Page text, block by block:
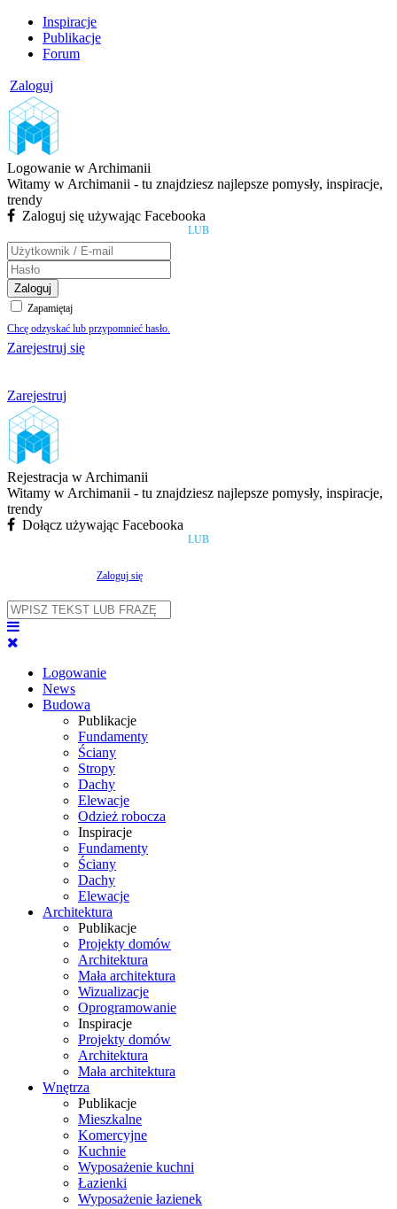
Inspiracje
Publikacje
Forum
Zaloguj
Logowanie w Archimanii
Witamy w Archimanii - tu znajdziesz najlepsze pomysły, inspiracje,
trendy
Zaloguj się używając Facebooka
LUB
Zaloguj
Zapamiętaj
Chcę odzyskać lub przypomnieć hasło.
Zarejestruj się
Zarejestruj
Rejestracja w Archimanii
Witamy w Archimanii - tu znajdziesz najlepsze pomysły, inspiracje,
trendy
Dołącz używając Facebooka
LUB
Zaloguj się
Logowanie
News
Budowa
Publikacje
Fundamenty
Ściany
Stropy
Dachy
Elewacje
Odzież robocza
Inspiracje
Fundamenty
Ściany
Dachy
Elewacje
Architektura
Publikacje
Projekty domów
Architektura
Mała architektura
Wizualizacje
Oprogramowanie
Inspiracje
Projekty domów
Architektura
Mała architektura
Wnętrza
Publikacje
Mieszkalne
Komercyjne
Kuchnie
Wyposażenie kuchni
Łazienki
Wyposażenie łazienek